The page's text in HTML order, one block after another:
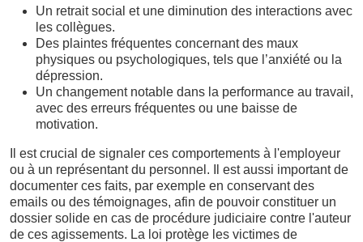
Un retrait social et une diminution des interactions avec
les collègues.
Des plaintes fréquentes concernant des maux
physiques ou psychologiques, tels que l’anxiété ou la
dépression.
Un changement notable dans la performance au travail,
avec des erreurs fréquentes ou une baisse de
motivation.
Il est crucial de signaler ces comportements à l'employeur
ou à un représentant du personnel. Il est aussi important de
documenter ces faits, par exemple en conservant des
emails ou des témoignages, afin de pouvoir constituer un
dossier solide en cas de procédure judiciaire contre l'auteur
de ces agissements. La loi protège les victimes de